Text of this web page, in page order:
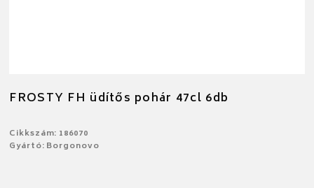
FROSTY FH üdítős pohár 47cl 6db
Cikkszám: 186070
Gyártó: Borgonovo